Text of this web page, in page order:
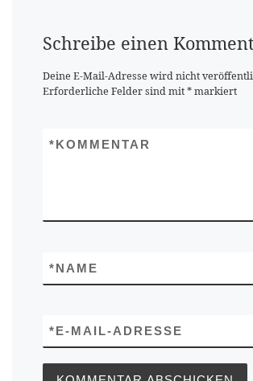
Schreibe einen
Deine E-Mail-Adresse wird nicht
Erforderliche Felder sind mit*markiert
KOMMENTAR
*
NAME
*
E-MAIL-ADRESSE
*